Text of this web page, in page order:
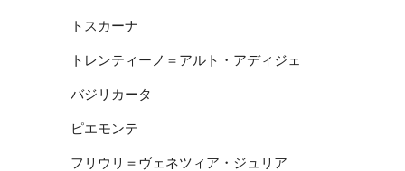
トスカーナ
トレンティーノ＝アルト・アディジェ
バジリカータ
ピエモンテ
フリウリ＝ヴェネツィア・ジュリア